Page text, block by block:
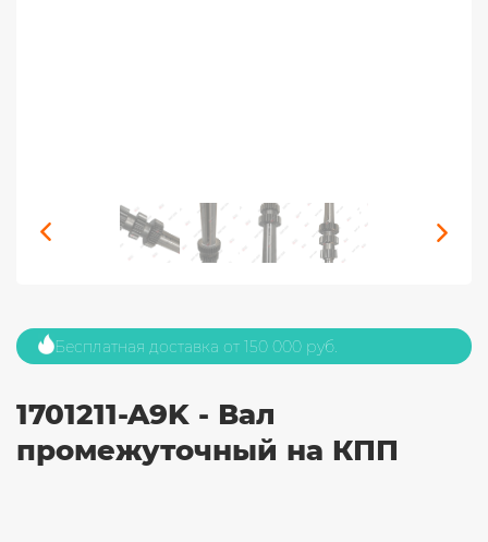
Бесплатная доставка от 150 000 руб.
1701211-A9K - Вал
промежуточный на КПП